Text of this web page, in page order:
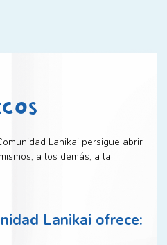
Lanikai persigue abrir
a los demás, a la
Lanikai ofrece: